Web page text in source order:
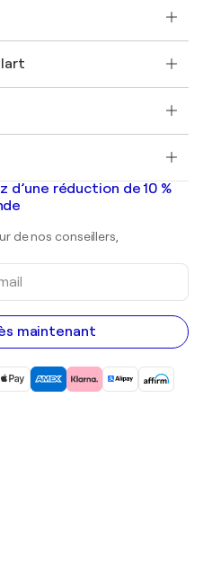
original
réduction de 10 %
de nos conseillers,
maintenant